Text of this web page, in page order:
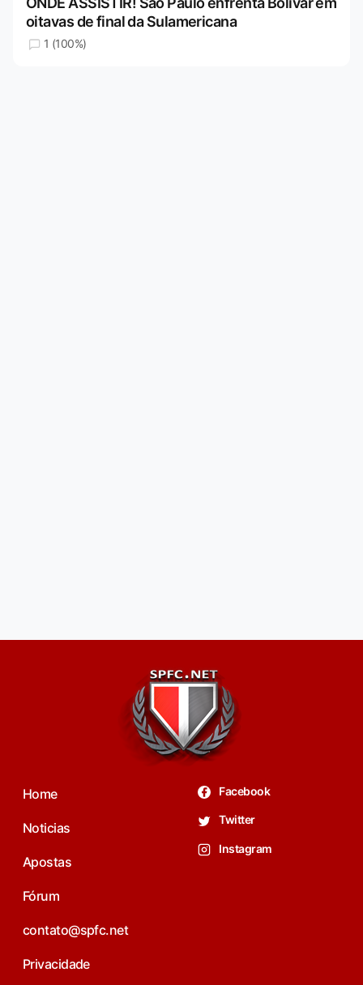
oitavas de final da Sulamericana
1 (100%)
Home
Noticias
Apostas
Fórum
contato@spfc.net
Privacidade
Facebook
Twitter
Instagram